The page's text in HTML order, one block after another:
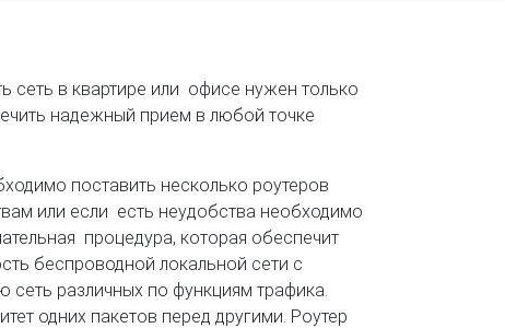
сеть в квартире или офисе нужен только
надежный прием в любой точке
поставить несколько роутеров
или если есть неудобства необходимо
процедура, которая обеспечит
беспроводной локальной сети с
сеть различных по функциям трафика.
одних пакетов перед другими. Роутер